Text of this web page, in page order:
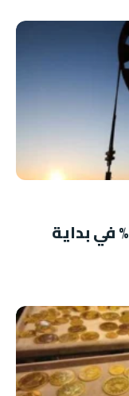
تراجع أسعار النفط بأكثر من 5% في بداية